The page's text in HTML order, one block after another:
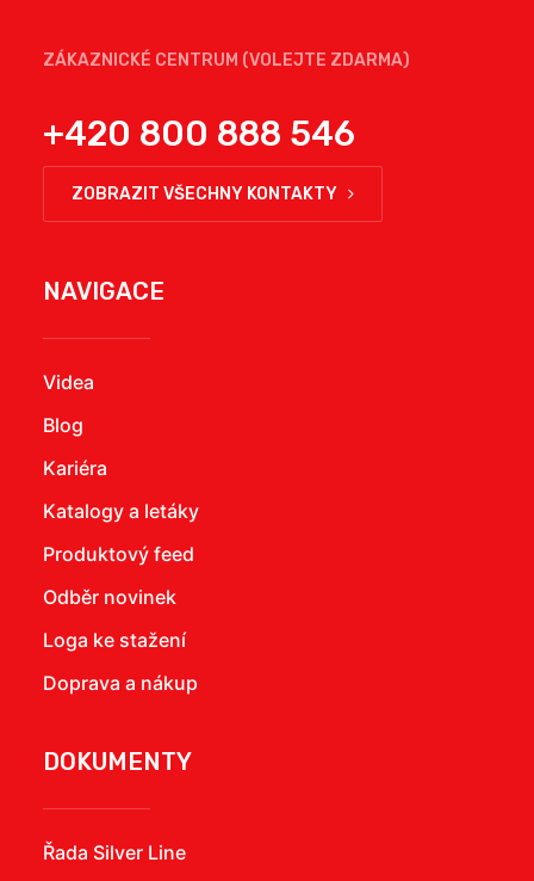
ZÁKAZNICKÉ CENTRUM (VOLEJTE ZDARMA)
+420 800 888 546
ZOBRAZIT VŠECHNY KONTAKTY
NAVIGACE
Videa
Blog
Kariéra
Katalogy a letáky
Produktový feed
Odběr novinek
Loga ke stažení
Doprava a nákup
DOKUMENTY
Řada Silver Line